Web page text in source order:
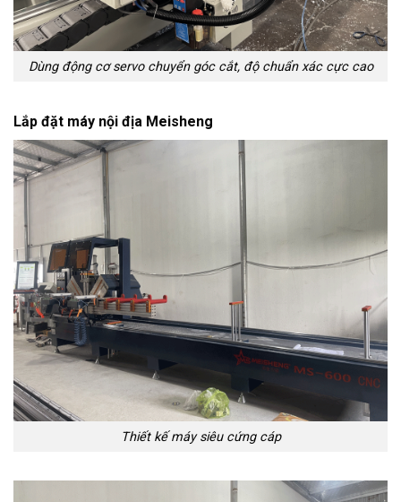
Dùng động cơ servo chuyển góc cắt, độ chuẩn xác cực cao
Lắp đặt máy nội địa Meisheng
Thiết kế máy siêu cứng cáp